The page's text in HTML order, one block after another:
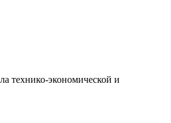
технико-экономической и